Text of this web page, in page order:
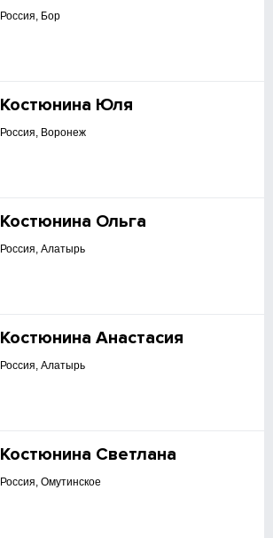
Россия, Бор
Костюнина Юля
Россия, Воронеж
Костюнина Ольга
Россия, Алатырь
Костюнина Анастасия
Россия, Алатырь
Костюнина Светлана
Россия, Омутинское